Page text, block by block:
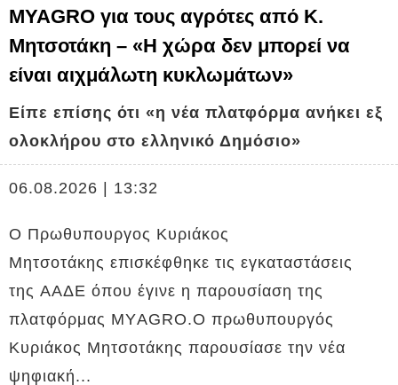
MYAGRO για τους αγρότες από Κ.
Μητσοτάκη – «Η χώρα δεν μπορεί να
είναι αιχμάλωτη κυκλωμάτων»
Είπε επίσης ότι «η νέα πλατφόρμα ανήκει εξ
ολοκλήρου στο ελληνικό Δημόσιο»
06.08.2026 | 13:32
O Πρωθυπουργος Κυριάκος
Μητσοτάκης επισκέφθηκε τις εγκαταστάσεις
της ΑΑΔΕ όπου έγινε η παρουσίαση της
πλατφόρμας ΜΥAGRO.Ο πρωθυπουργός
Κυριάκος Μητσοτάκης παρουσίασε την νέα
ψηφιακή...